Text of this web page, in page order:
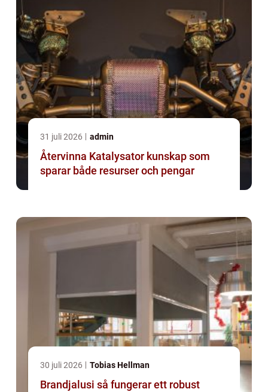
31 juli 2026 admin
Återvinna Katalysator kunskap som
sparar både resurser och pengar
30 juli 2026 Tobias Hellman
Brandjalusi så fungerar ett robust